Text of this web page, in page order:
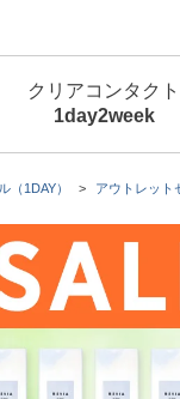
（1DAY） アウトレット
クリアコンタクト
1day2week
新商品